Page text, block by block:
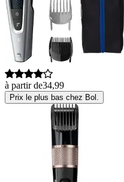
à partir de34,99
Prix le plus bas chez Bol.